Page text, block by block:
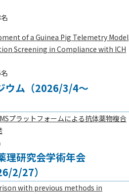
of a Guinea Pig Telemetry Model
Screening in Compliance with ICH
ウム（2026/3/4～
プラットフォームによる抗体薬物複合
理研究会学術年会
2/27）
with previous methods in